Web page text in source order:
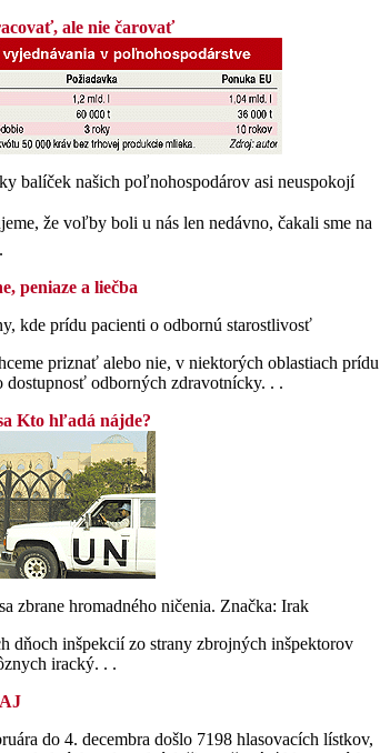
ale nie čarovať
balíček našich poľnohospodárov asi neuspokojí
že voľby boli u nás len nedávno, čakali sme na
peniaze a liečba
kde prídu pacienti o odbornú starostlivosť
priznať alebo nie, v niektorých oblastiach prídu
dostupnosť odborných zdravotnícky. . .
Kto hľadá nájde?
zbrane hromadného ničenia. Značka: Irak
dňoch inšpekcií zo strany zbrojných inšpektorov
iracký. . .
do 4. decembra došlo 7198 hlasovacích lístkov,